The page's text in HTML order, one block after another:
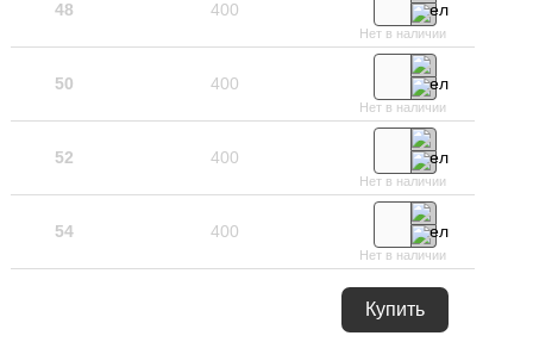
48 400
Нет в наличии
50 400
Нет в наличии
52 400
Нет в наличии
54 400
Нет в наличии
Купить